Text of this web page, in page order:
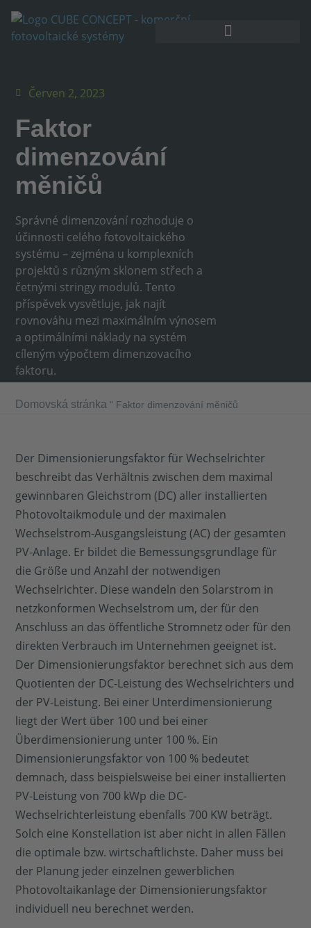
Červen 2, 2023
Faktor
dimenzování
měničů
Správné dimenzování rozhoduje o
účinnosti celého fotovoltaického
systému – zejména u komplexních
projektů s různým sklonem střech a
četnými stringy modulů. Tento
příspěvek vysvětluje, jak najít
rovnováhu mezi maximálním výnosem
a optimálními náklady na systém
cíleným výpočtem dimenzovacího
faktoru.
Domovská stránka " Faktor dimenzování měničů
Der Dimensionierungsfaktor für Wechselrichter
beschreibt das Verhältnis zwischen dem maximal
gewinnbaren Gleichstrom (DC) aller installierten
Photovoltaikmodule und der maximalen
Wechselstrom-Ausgangsleistung (AC) der gesamten
PV-Anlage. Er bildet die Bemessungsgrundlage für
die Größe und Anzahl der notwendigen
Wechselrichter. Diese wandeln den Solarstrom in
netzkonformen Wechselstrom um, der für den
Anschluss an das öffentliche Stromnetz oder für den
direkten Verbrauch im Unternehmen geeignet ist.
Der Dimensionierungsfaktor berechnet sich aus dem
Quotienten der DC-Leistung des Wechselrichters und
der PV-Leistung. Bei einer Unterdimensionierung
liegt der Wert über 100 und bei einer
Überdimensionierung unter 100 %. Ein
Dimensionierungsfaktor von 100 % bedeutet
demnach, dass beispielsweise bei einer installierten
PV-Leistung von 700 kWp die DC-
Wechselrichterleistung ebenfalls 700 KW beträgt.
Solch eine Konstellation ist aber nicht in allen Fällen
die optimale bzw. wirtschaftlichste. Daher muss bei
der Planung jeder einzelnen gewerblichen
Photovoltaikanlage der Dimensionierungsfaktor
individuell neu berechnet werden.